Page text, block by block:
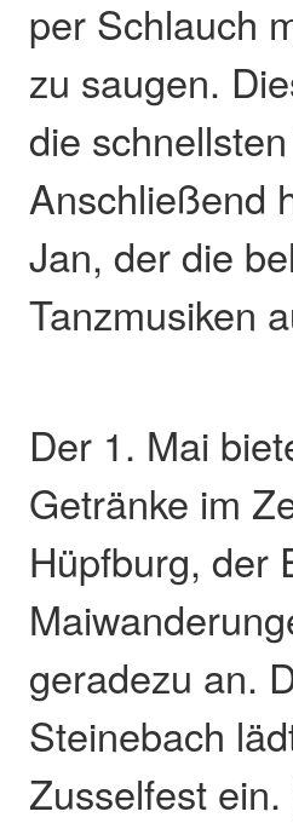
per Schlauch
zu saugen.
die
Anschließend
Jan, der die
Tanzmusiken
Der 1. Mai
Getränke im
Hüpfburg, der
geradezu an.
Steinebach
Zusselfest ein.